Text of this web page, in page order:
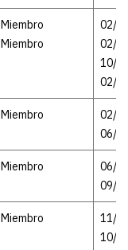
Miembro
Miembro
02/
02/
10/
02/
Miembro
02/
06/
Miembro
06/
09/
Miembro
11/
10/